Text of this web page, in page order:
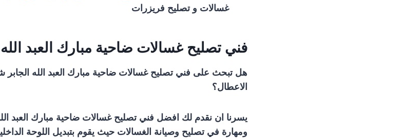
غسالات و تصليح فريزرات
فني تصليح غسالات ضاحية مبارك العبد الله
هل تبحث على فني تصليح غسالات ضاحية مبارك العبد الله
الاعطال؟
يسرنا ان نقدم لك افضل فني تصليح غسالات ضاحية مبارك العبد
ومهارة في تصليح وصيانة الغسالات حيث يقوم بتبديل اللوحة الداخلية